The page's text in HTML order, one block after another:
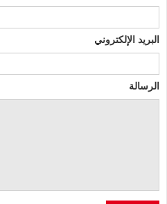
البريد الإلكتروني
الرسالة